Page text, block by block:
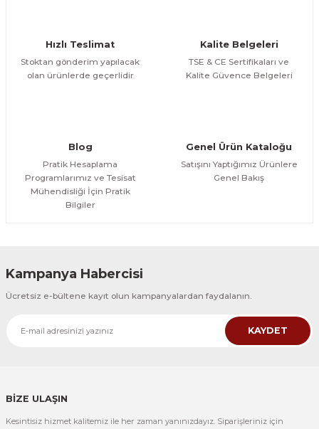
Bu ürüne benzer farklı alternatifler olmalı.
Hızlı Teslimat
Stoktan gönderim yapılacak
olan ürünlerde geçerlidir
Kalite Belgeleri
TSE & CE Sertifikaları ve
Kalite Güvence Belgeleri
Blog
Pratik Hesaplama
Programlarımız ve Tesisat
Mühendisliği İçin Pratik
Bilgiler
Genel Ürün Kataloğu
Satışını Yaptığımız Ürünlere
Genel Bakış
Kampanya Habercisi
Ücretsiz e-bültene kayıt olun kampanyalardan faydalanın.
KAYDET
BİZE ULAŞIN
Kesintisiz hizmet kalitemiz ile her zaman yanınızdayız. Siparişleriniz için